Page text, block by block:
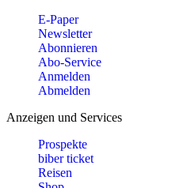
E-Paper
Newsletter
Abonnieren
Abo-Service
Anmelden
Abmelden
Anzeigen und Services
Prospekte
biber ticket
Reisen